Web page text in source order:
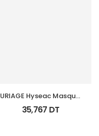
URIAGE Hyseac Masque
Gommant 100 Ml
35,767 DT